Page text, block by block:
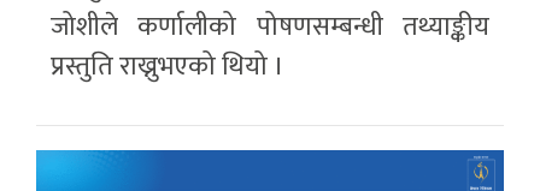
जोशीले कर्णालीको पोषणसम्बन्धी तथ्याङ्कीय
प्रस्तुति राख्नुभएको थियो ।